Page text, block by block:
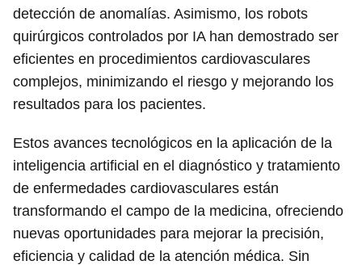
detección de anomalías. Asimismo, los robots
quirúrgicos controlados por IA han demostrado ser
eficientes en procedimientos cardiovasculares
complejos, minimizando el riesgo y mejorando los
resultados para los pacientes.
Estos avances tecnológicos en la aplicación de la
inteligencia artificial en el diagnóstico y tratamiento
de enfermedades cardiovasculares están
transformando el campo de la medicina, ofreciendo
nuevas oportunidades para mejorar la precisión,
eficiencia y calidad de la atención médica. Sin